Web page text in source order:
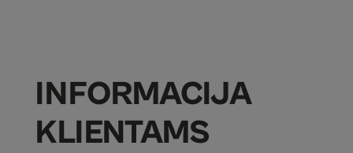
INFORMACIJA
KLIENTAMS